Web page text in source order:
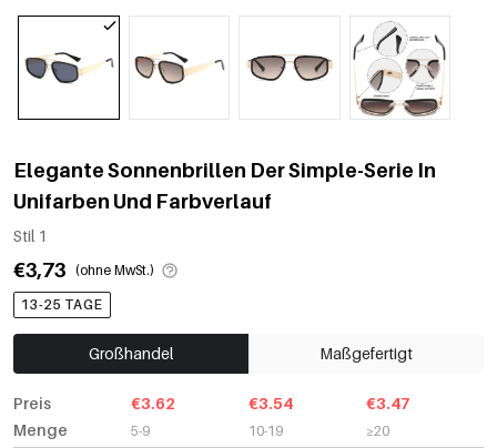
Elegante Sonnenbrillen Der Simple-Serie In
Unifarben Und Farbverlauf
Stil 1
€3,73 (ohne MwSt.)
13-25 TAGE
Großhandel Maßgefertigt
Preis
Menge
€3.62
5-9
€3.54
10-19
€3.47
≥20